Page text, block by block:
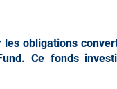
obligations
Ce fonds